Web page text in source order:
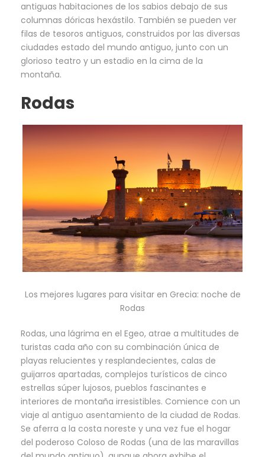
antiguas habitaciones de los sabios debajo de sus
columnas dóricas hexástilo. También se pueden ver
filas de tesoros antiguos, construidos por las diversas
ciudades estado del mundo antiguo, junto con un
glorioso teatro y un estadio en la cima de la
montaña.
Rodas
Los mejores lugares para visitar en Grecia: noche de
Rodas
Rodas, una lágrima en el Egeo, atrae a multitudes de
turistas cada año con su combinación única de
playas relucientes y resplandecientes, calas de
guijarros apartadas, complejos turísticos de cinco
estrellas súper lujosos, pueblos fascinantes e
interiores de montaña irresistibles. Comience con un
viaje al antiguo asentamiento de la ciudad de Rodas.
Se aferra a la costa noreste y una vez fue el hogar
del poderoso Coloso de Rodas (una de las maravillas